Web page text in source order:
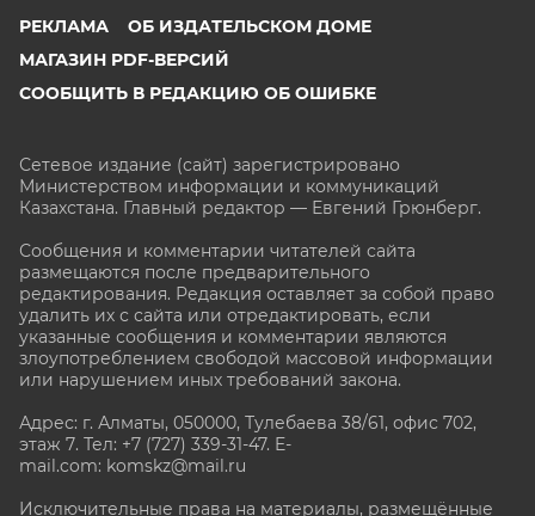
РЕКЛАМА
ОБ ИЗДАТЕЛЬСКОМ ДОМЕ
МАГАЗИН PDF-ВЕРСИЙ
СООБЩИТЬ В РЕДАКЦИЮ ОБ ОШИБКЕ
Сетевое издание (сайт) зарегистрировано
Министерством информации и коммуникаций
Казахстана. Главный редактор — Евгений Грюнберг.
Сообщения и комментарии читателей сайта
размещаются после предварительного
редактирования. Редакция оставляет за собой право
удалить их с сайта или отредактировать, если
указанные сообщения и комментарии являются
злоупотреблением свободой массовой информации
или нарушением иных требований закона.
Адрес: г. Алматы, 050000, Тулебаева 38/61, офис 702,
этаж 7. Тел: +7 (727) 339-31-47. E-
mail.com: komskz@mail.ru
Исключительные права на материалы, размещённые